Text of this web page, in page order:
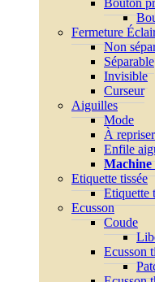
Bouton
Fermeture
Non
Séparable
Invisible
Curseur
Aiguilles
Mode
À repriser
Enfile
Machine
Etiquette tissée
Etiquette
Ecusson
Coude
Ecusson